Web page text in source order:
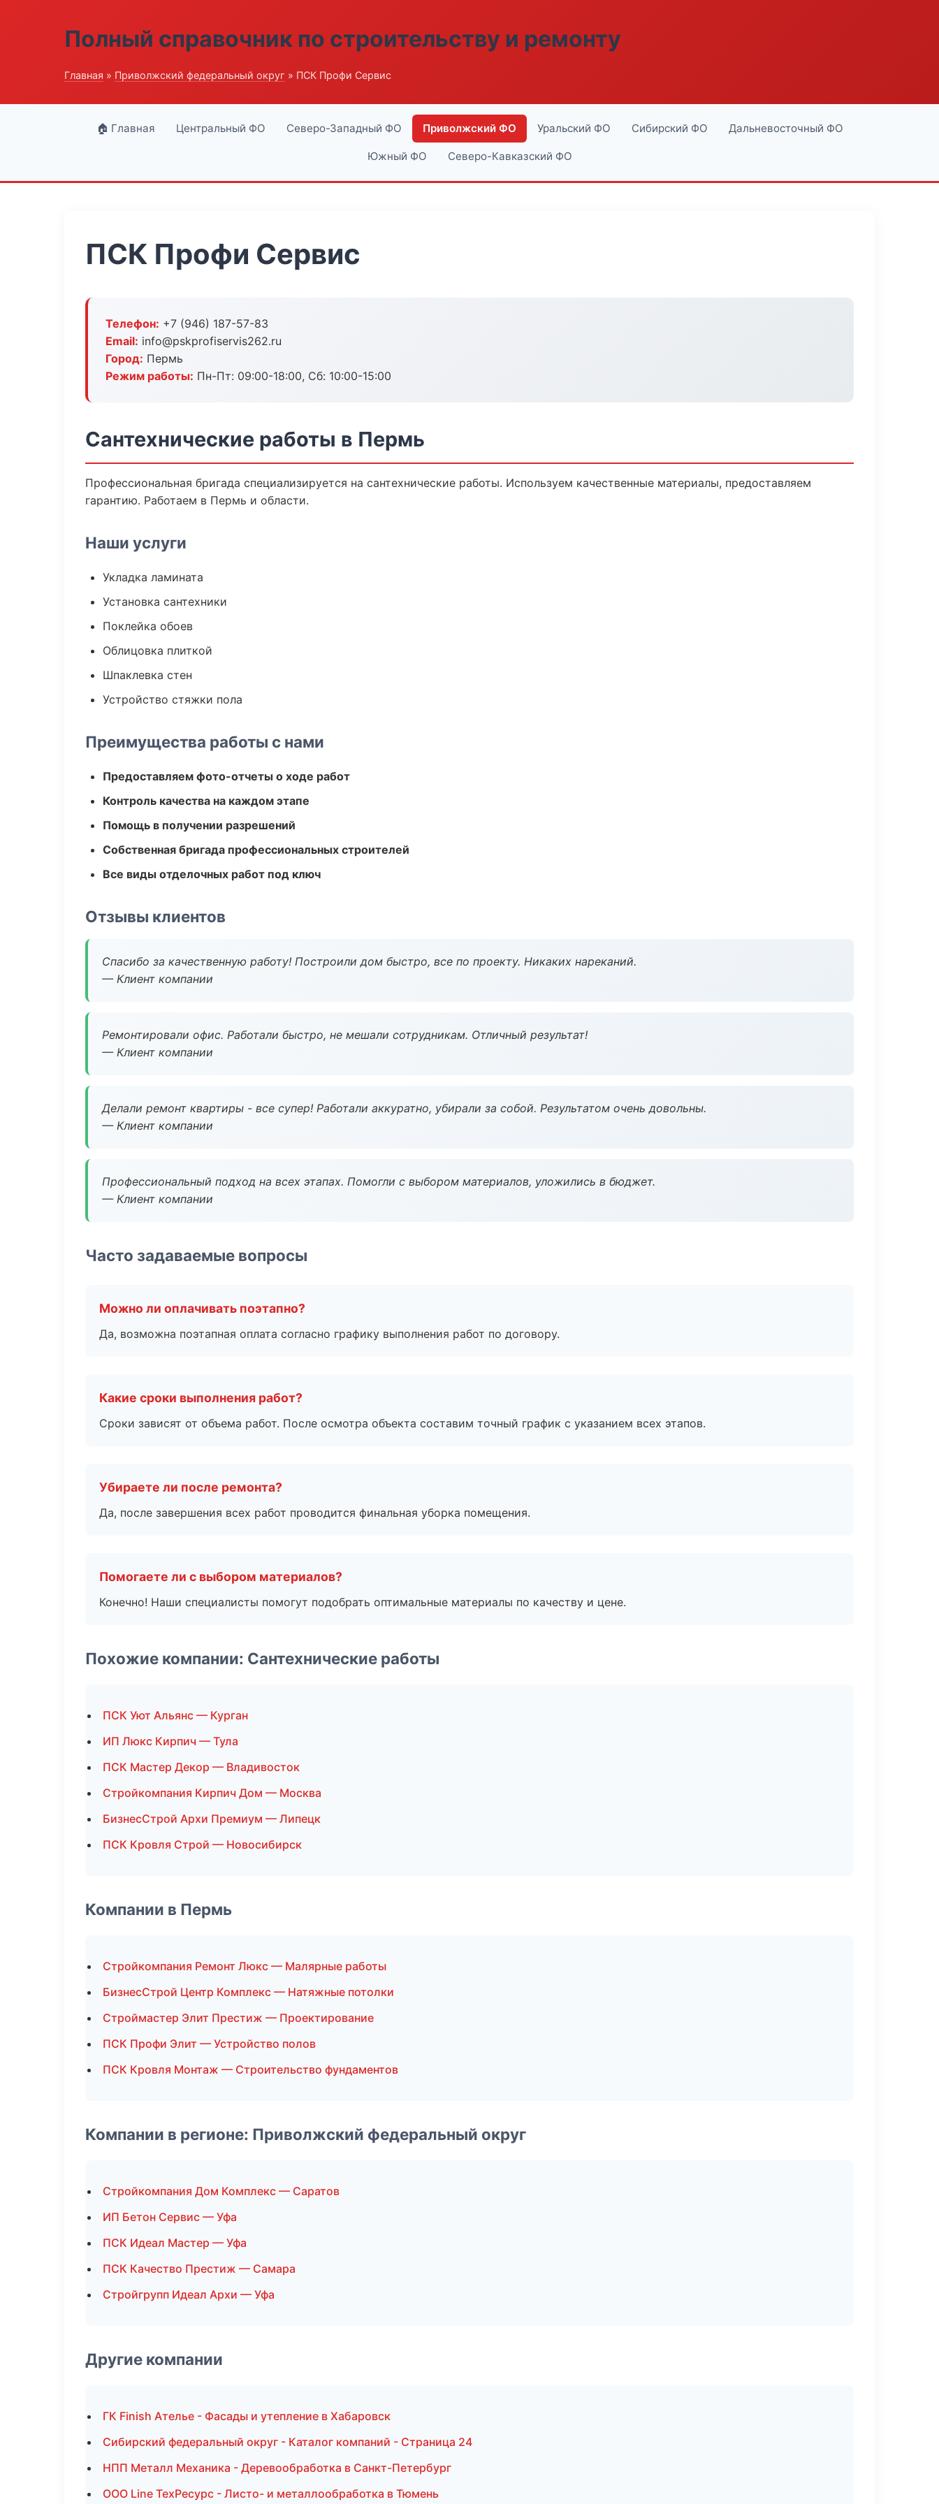
Полный справочник по строительству и ремонту
Главная » Приволжский федеральный округ » ПСК Профи Сервис
🏠 Главная Центральный ФО Северо-Западный ФО Приволжский ФО Уральский ФО Сибирский ФО Дальневосточный ФО
Южный ФО Северо-Кавказский ФО
ПСК Профи Сервис
Телефон: +7 (946) 187-57-83
Email: info@pskprofiservis262.ru
Город: Пермь
Режим работы: Пн-Пт: 09:00-18:00, Сб: 10:00-15:00
Сантехнические работы в Пермь
Профессиональная бригада специализируется на сантехнические работы. Используем качественные материалы, предоставляем
гарантию. Работаем в Пермь и области.
Наши услуги
Укладка ламината
Установка сантехники
Поклейка обоев
Облицовка плиткой
Шпаклевка стен
Устройство стяжки пола
Преимущества работы с нами
Предоставляем фото-отчеты о ходе работ
Контроль качества на каждом этапе
Помощь в получении разрешений
Собственная бригада профессиональных строителей
Все виды отделочных работ под ключ
Отзывы клиентов
Спасибо за качественную работу! Построили дом быстро, все по проекту. Никаких нареканий.
— Клиент компании
Ремонтировали офис. Работали быстро, не мешали сотрудникам. Отличный результат!
— Клиент компании
Делали ремонт квартиры - все супер! Работали аккуратно, убирали за собой. Результатом очень довольны.
— Клиент компании
Профессиональный подход на всех этапах. Помогли с выбором материалов, уложились в бюджет.
— Клиент компании
Часто задаваемые вопросы
Можно ли оплачивать поэтапно?
Да, возможна поэтапная оплата согласно графику выполнения работ по договору.
Какие сроки выполнения работ?
Сроки зависят от объема работ. После осмотра объекта составим точный график с указанием всех этапов.
Убираете ли после ремонта?
Да, после завершения всех работ проводится финальная уборка помещения.
Помогаете ли с выбором материалов?
Конечно! Наши специалисты помогут подобрать оптимальные материалы по качеству и цене.
Похожие компании: Сантехнические работы
ПСК Уют Альянс — Курган
ИП Люкс Кирпич — Тула
ПСК Мастер Декор — Владивосток
Стройкомпания Кирпич Дом — Москва
БизнесСтрой Архи Премиум — Липецк
ПСК Кровля Строй — Новосибирск
Компании в Пермь
Стройкомпания Ремонт Люкс — Малярные работы
БизнесСтрой Центр Комплекс — Натяжные потолки
Строймастер Элит Престиж — Проектирование
ПСК Профи Элит — Устройство полов
ПСК Кровля Монтаж — Строительство фундаментов
Компании в регионе: Приволжский федеральный округ
Стройкомпания Дом Комплекс — Саратов
ИП Бетон Сервис — Уфа
ПСК Идеал Мастер — Уфа
ПСК Качество Престиж — Самара
Стройгрупп Идеал Архи — Уфа
Другие компании
ГК Finish Ателье - Фасады и утепление в Хабаровск
Сибирский федеральный округ - Каталог компаний - Страница 24
НПП Металл Механика - Деревообработка в Санкт-Петербург
ООО Line ТехРесурс - Листо- и металлообработка в Тюмень